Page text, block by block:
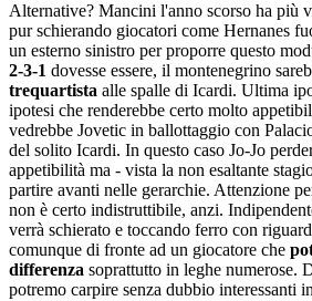
Alternative? Mancini l'anno scorso ha più
pur schierando giocatori come Hernanes
un esterno sinistro per proporre questo
2-3-1 dovesse essere, il montenegrino
trequartista alle spalle di Icardi. Ultima
ipotesi che renderebbe certo molto
vedrebbe Jovetic in ballottaggio con
del solito Icardi. In questo caso Jo-Jo
appetibilità ma - vista la non esaltante
partire avanti nelle gerarchie. Attenzione
non è certo indistruttibile, anzi.
verrà schierato e toccando ferro con
comunque di fronte ad un giocatore che
differenza soprattutto in leghe numerose.
potremo carpire senza dubbio interessanti